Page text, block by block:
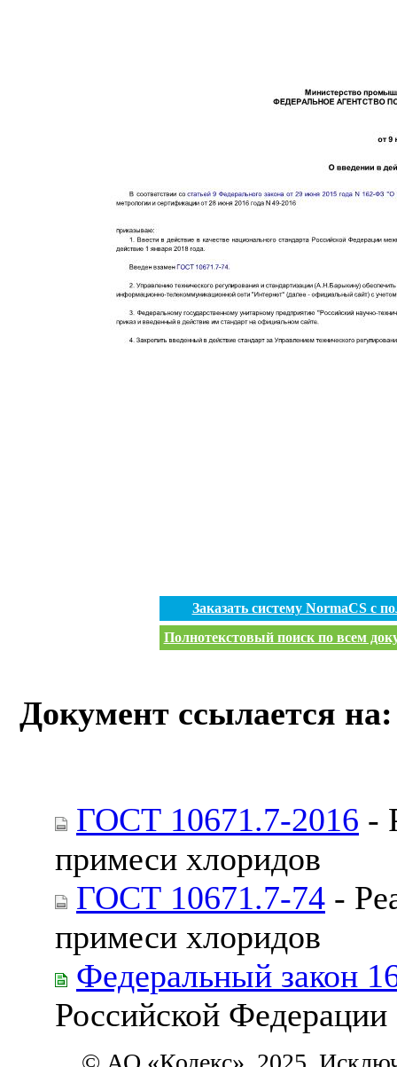
Заказать систему NormaCS с
Полнотекстовый поиск по всем
Документ ссылается на:
ГОСТ 10671.7-2016 -
примеси хлоридов
ГОСТ 10671.7-74 -
примеси хлоридов
Федеральный закон
Российской Федерации